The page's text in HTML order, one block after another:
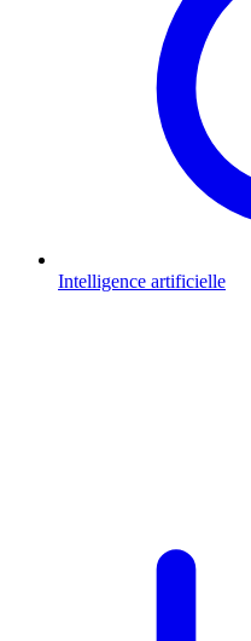
Intelligence artificielle